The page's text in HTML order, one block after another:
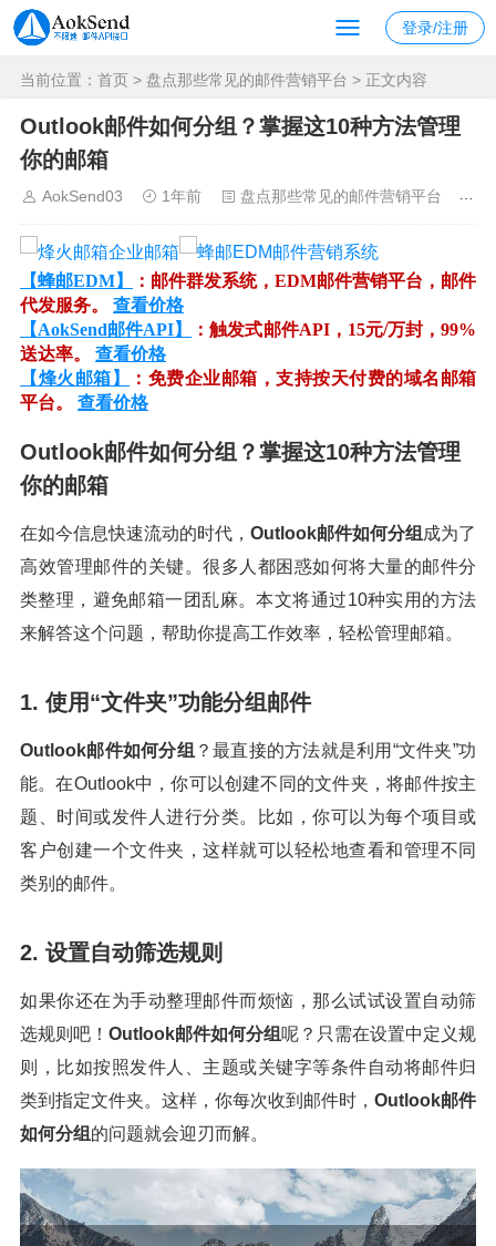
登录/注册
当前位置： 首页 > 盘点那些常见的邮件营销平台 > 正文内容
Outlook邮件如何分组？掌握这10种方法管理
你的邮箱
AokSend03 1年前 盘点那些常见的邮件营销平台
【蜂邮EDM】
：邮件群发系统，EDM邮件营销平台，邮件
代发服务。 查看价格
【AokSend邮件API】
：触发式邮件API，15元/万封，99%
送达率。 查看价格
【烽火邮箱】
：免费企业邮箱，支持按天付费的域名邮箱
平台。 查看价格
Outlook邮件如何分组？掌握这10种方法管理
你的邮箱
在如今信息快速流动的时代， Outlook邮件如何分组 成为了
高效管理邮件的关键。很多人都困惑如何将大量的邮件分
类整理，避免邮箱一团乱麻。本文将通过10种实用的方法
来解答这个问题，帮助你提高工作效率，轻松管理邮箱。
1. 使用“文件夹”功能分组邮件
Outlook邮件如何分组 ？最直接的方法就是利用“文件夹”功
能。在Outlook中，你可以创建不同的文件夹，将邮件按主
题、时间或发件人进行分类。比如，你可以为每个项目或
客户创建一个文件夹，这样就可以轻松地查看和管理不同
类别的邮件。
2. 设置自动筛选规则
如果你还在为手动整理邮件而烦恼，那么试试设置自动筛
选规则吧！ Outlook邮件如何分组 呢？只需在设置中定义规
则，比如按照发件人、主题或关键字等条件自动将邮件归
类到指定文件夹。这样，你每次收到邮件时， Outlook邮件
如何分组 的问题就会迎刃而解。